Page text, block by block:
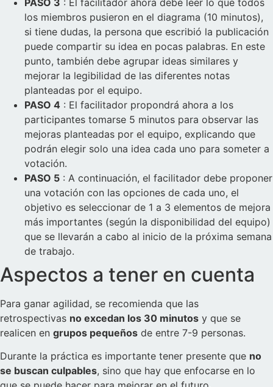
los miembros pusieron en el diagrama (10 minutos),
si tiene dudas, la persona que escribió la publicación
puede compartir su idea en pocas palabras. En este
punto, también debe agrupar ideas similares y
mejorar la legibilidad de las diferentes notas
planteadas por el equipo.
PASO 4 : El facilitador propondrá ahora a los
participantes tomarse 5 minutos para observar las
mejoras planteadas por el equipo, explicando que
podrán elegir solo una idea cada uno para someter a
votación.
PASO 5 : A continuación, el facilitador debe proponer
una votación con las opciones de cada uno, el
objetivo es seleccionar de 1 a 3 elementos de mejora
más importantes (según la disponibilidad del equipo)
que se llevarán a cabo al inicio de la próxima semana
de trabajo.
Aspectos a tener en cuenta
Para ganar agilidad, se recomienda que las
retrospectivas no excedan los 30 minutos y que se
realicen en grupos pequeños de entre 7-9 personas.
Durante la práctica es importante tener presente que no
se buscan culpables, sino que hay que enfocarse en lo